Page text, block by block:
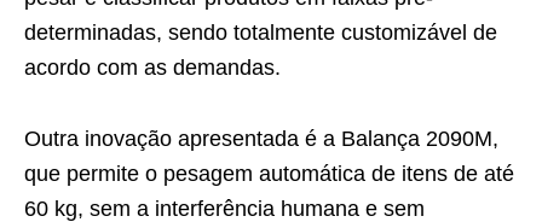
determinadas, sendo totalmente customizável de
acordo com as demandas.
Outra inovação apresentada é a Balança 2090M,
que permite o pesagem automática de itens de até
60 kg, sem a interferência humana e sem